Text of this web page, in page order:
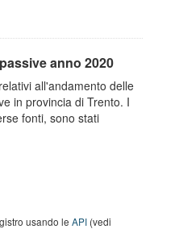
anno 2020
all'andamento delle
in provincia di Trento. I
fonti, sono stati
usando le API (vedi